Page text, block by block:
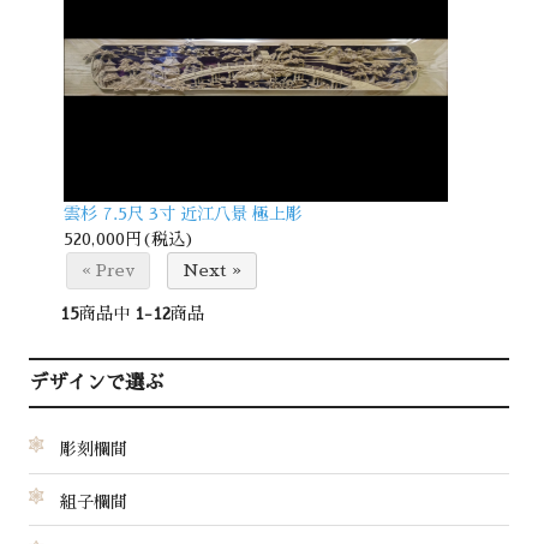
雲杉 7.5尺 3寸 近江八景 極上彫
520,000円(税込)
« Prev
Next »
15商品中 1-12商品
デザインで選ぶ
彫刻欄間
組子欄間